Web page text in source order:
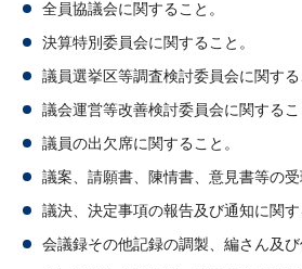
全員協議会に関すること。
決算特別委員会に関すること。
議員選挙区等調査検討委員会に関する
議会運営等改善検討委員会に関するこ
議員の出欠席に関すること。
議案、請願書、陳情書、意見書等の受
議決、決定事項の報告及び通知に関す
会議録その他記録の調製、編さん及び